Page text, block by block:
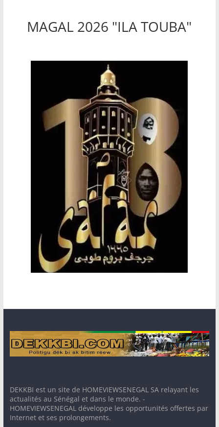
MAGAL 2026 "ILA TOUBA"
DEKKBI est un site de HOMEVIEWSENEGAL SA relayant les
actualités au Sénégal et dans le monde. -
HOMEVIEWSENEGAL développe les opportunités offertes par
Internet et ses prolongements.